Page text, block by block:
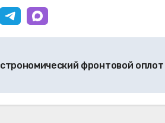
фронтовой оплот